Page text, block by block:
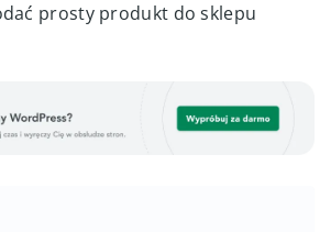
prosty produkt do sklepu